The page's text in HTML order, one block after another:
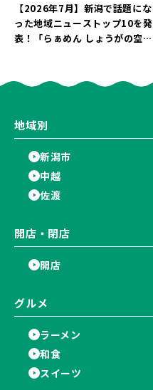
【2026年7月】新潟で話題にな
った地域ニューストップ10を発
表！「らぁめん しょうがの空」
ご紹介♪
地域別
新潟市
中越
佐渡
開店・閉店
開店
グルメ
ラーメン
和食
スイーツ